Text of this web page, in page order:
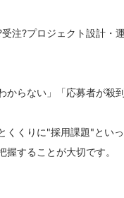
注?プロジェクト設計・
からない」「応募者が殺
くくりに"採用課題"といっ
することが大切です。